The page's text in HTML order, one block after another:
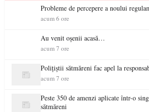
Probleme de percepere a noului
acum 6 ore
Au venit oșenii acasă…
acum 7 ore
acum 7 ore
Peste 350 de amenzi aplicate într-o
sătmăreni